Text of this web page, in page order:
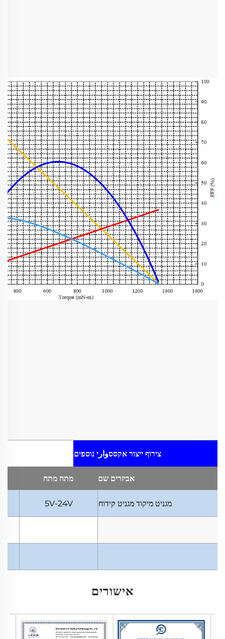
צירוף ייצור אקססوارי נוספים
אביזרים שם מתח מתח
מגניט מיקוד מגניט קידוח 5V-24V
אישורים